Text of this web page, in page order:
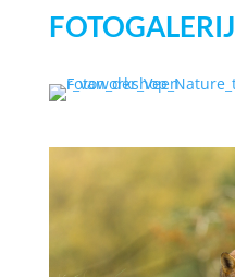
FOTOGALERIJ